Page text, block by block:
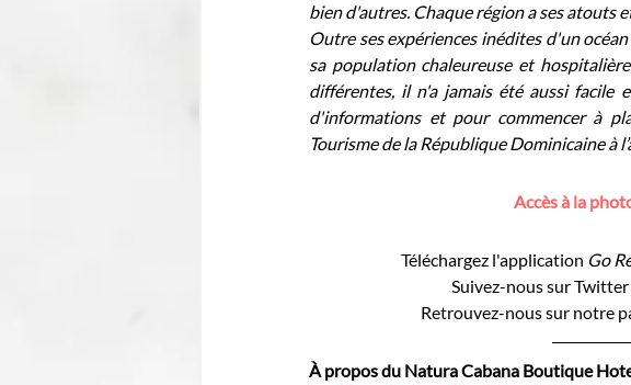
bien d'autres. Chaque région a ses atouts
Outre ses expériences inédites d'un
sa population chaleureuse et
différentes, il n'a jamais été aussi facile
d'informations et pour commencer à
Tourisme de la République Dominicaine à
Accès à la
Téléchargez l'application Go
Suivez-nous sur Twitter
Retrouvez-nous sur notre
À propos du Natura Cabana Boutique